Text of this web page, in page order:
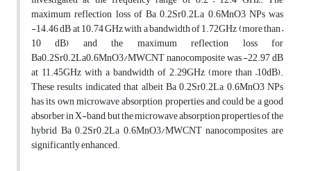
maximum reflection loss of Ba 0.2Sr0.2La 0.6MnO3 NPs was
-14.46 dB at 10.74 GHz with a bandwidth of 1.72GHz (more than –
10 dB) and the maximum reflection loss for
Ba0.2Sr0.2La0.6MnO3/MWCNT nanocomposite was -22.97 dB
at 11.45GHz with a bandwidth of 2.29GHz (more than –10dB).
These results indicated that albeit Ba 0.2Sr0.2La 0.6MnO3 NPs
has its own microwave absorption properties and could be a good
absorber in X-band, but the microwave absorption properties of the
hybrid Ba 0.2Sr0.2La 0.6MnO3/MWCNT nanocomposites are
significantly enhanced.